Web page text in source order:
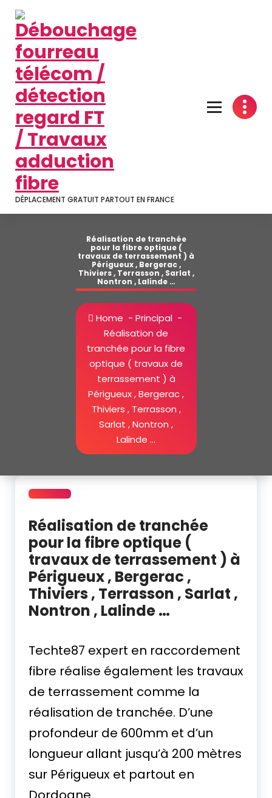
contenu
DÉPLACEMENT GRATUIT PARTOUT EN FRANCE
Réalisation de tranchée
pour la fibre optique (
travaux de terrassement ) à
Périgueux , Bergerac ,
Thiviers , Terrasson , Sarlat ,
Nontron , Lalinde …
Home - Principal-
Réalisation de
tranchée pour la fibre
optique ( travaux de
terrassement ) à
Périgueux , Bergerac ,
Thiviers , Terrasson ,
Sarlat , Nontron ,
Lalinde …
Réalisation de tranchée
pour la fibre optique (
travaux de terrassement ) à
Périgueux , Bergerac ,
Thiviers , Terrasson , Sarlat ,
Nontron , Lalinde …
Techte87 expert en raccordement
fibre réalise également les travaux
de terrassement comme la
réalisation de tranchée. D’une
profondeur de 600mm et d’un
longueur allant jusqu’à 200 mètres
sur Périgueux et partout en